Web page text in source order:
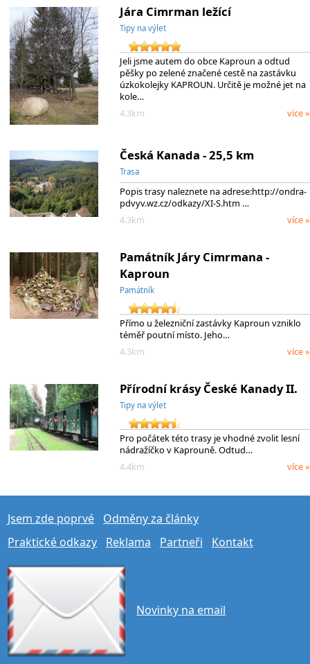
Jára Cimrman ležící
Tipy na výlet
Jeli jsme autem do obce Kaproun a odtud
pěšky po zelené značené cestě na zastávku
úzkokolejky KAPROUN. Určitě je možné jet na
kole…
4.3km
více »
Česká Kanada - 25,5 km
Trasa
Popis trasy naleznete na adrese:http://ondra-
pdvyv.wz.cz/odkazy/XI-S.htm …
4.3km
více »
Památník Járy Cimrmana -
Kaproun
Památník
Přímo u železniční zastávky Kaproun vzniklo
téměř poutní místo. Jeho…
4.3km
více »
Přírodní krásy České Kanady II.
Tipy na výlet
Pro počátek této trasy je vhodné zvolit lesní
nádražíčko v Kaprouně. Odtud…
4.4km
více »
Jsem zde poprvé
Odměny za články
Praktické odkazy
Reklama Partneři Kontakt
Novinky na email